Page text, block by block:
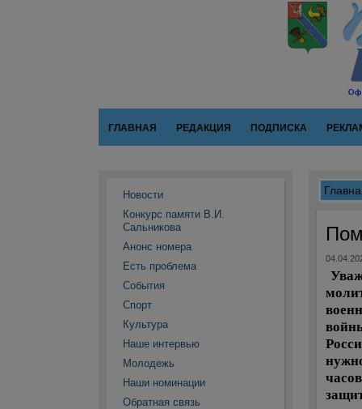
ГЛАВНАЯ РЕДАКЦИЯ ПОДПИСКА
Новости
Конкурс памяти В.И.
Сальникова
Анонс номера
Есть проблема
События
Спорт
Культура
Наше интервью
Молодежь
Наши номинации
Обратная связь